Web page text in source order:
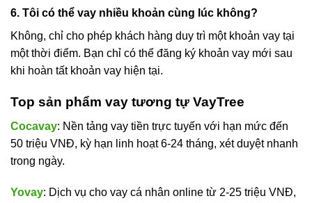
6. Tôi có thể vay nhiều khoản cùng lúc không?
Không, chỉ cho phép khách hàng duy trì một khoản vay tại
một thời điểm. Bạn chỉ có thể đăng ký khoản vay mới sau
khi hoàn tất khoản vay hiện tại.
Top sản phẩm vay tương tự VayTree
Cocavay: Nền tảng vay tiền trực tuyến với hạn mức đến
50 triệu VNĐ, kỳ hạn linh hoạt 6-24 tháng, xét duyệt nhanh
trong ngày.
Yovay: Dịch vụ cho vay cá nhân online từ 2-25 triệu VNĐ,